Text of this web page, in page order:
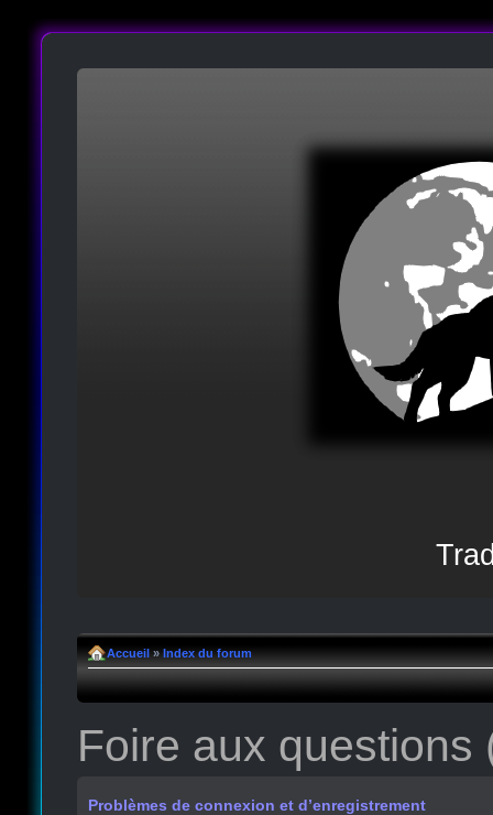
Accueil » Index du forum
Foire aux
Problèmes de connexion et d’enregistrement